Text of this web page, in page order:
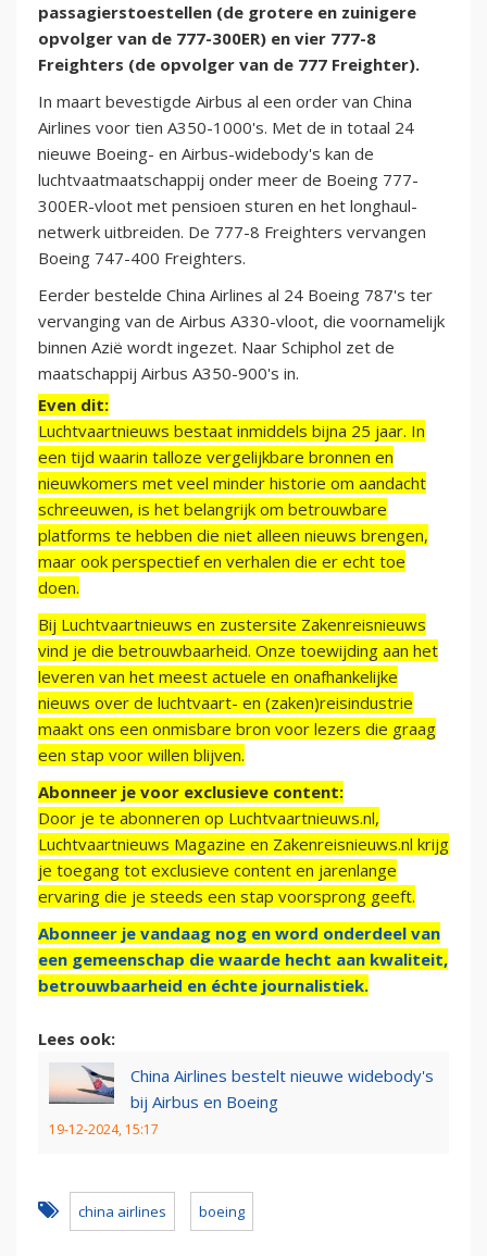
passagierstoestellen (de grotere en zuinigere
opvolger van de 777-300ER) en vier 777-8
Freighters (de opvolger van de 777 Freighter).
In maart bevestigde Airbus al een order van China
Airlines voor tien A350-1000's. Met de in totaal 24
nieuwe Boeing- en Airbus-widebody's kan de
luchtvaatmaatschappij onder meer de Boeing 777-
300ER-vloot met pensioen sturen en het longhaul-
netwerk uitbreiden. De 777-8 Freighters vervangen
Boeing 747-400 Freighters.
Eerder bestelde China Airlines al 24 Boeing 787's ter
vervanging van de Airbus A330-vloot, die voornamelijk
binnen Azië wordt ingezet. Naar Schiphol zet de
maatschappij Airbus A350-900's in.
Even dit:
Luchtvaartnieuws bestaat inmiddels bijna 25 jaar. In
een tijd waarin talloze vergelijkbare bronnen en
nieuwkomers met veel minder historie om aandacht
schreeuwen, is het belangrijk om betrouwbare
platforms te hebben die niet alleen nieuws brengen,
maar ook perspectief en verhalen die er echt toe
doen.
Bij Luchtvaartnieuws en zustersite Zakenreisnieuws
vind je die betrouwbaarheid. Onze toewijding aan het
leveren van het meest actuele en onafhankelijke
nieuws over de luchtvaart- en (zaken)reisindustrie
maakt ons een onmisbare bron voor lezers die graag
een stap voor willen blijven.
Abonneer je voor exclusieve content:
Door je te abonneren op Luchtvaartnieuws.nl,
Luchtvaartnieuws Magazine en Zakenreisnieuws.nl krijg
je toegang tot exclusieve content en jarenlange
ervaring die je steeds een stap voorsprong geeft.
Abonneer je vandaag nog en word onderdeel van
een gemeenschap die waarde hecht aan kwaliteit,
betrouwbaarheid en échte journalistiek.
Lees ook:
China Airlines bestelt nieuwe widebody's
bij Airbus en Boeing
19-12-2024, 15:17
china airlines boeing